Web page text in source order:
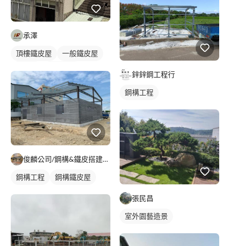
承澤
頂樓鐵皮屋
一般鐵皮屋
俊麟公司/鋼構&鐵皮搭建&採光罩
鋼構工程 鋼構鐵皮屋
鋅鋅鋼工程行
鋼構工程
張民昌
室外園藝造景